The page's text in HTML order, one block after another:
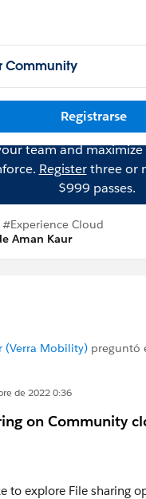
Community
Registrarse
team and
Registerthree or
$999 passes.
#Experience Cloud
Aman Kaur
(Verra Mobility) preguntó
de 2022 0:36
on Community
to explore File sharing